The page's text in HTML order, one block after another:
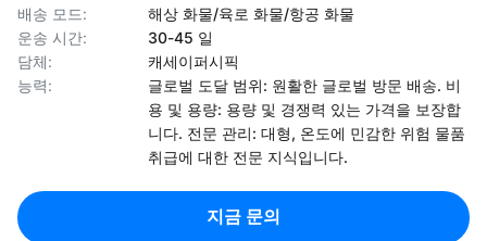
배송 모드:
해상 화물/육로 화물/항공 화물
운송 시간:
30-45 일
담체:
캐세이퍼시픽
능력:
글로벌 도달 범위: 원활한 글로벌 방문 배송. 비
용 및 용량: 용량 및 경쟁력 있는 가격을 보장합
니다. 전문 관리: 대형, 온도에 민감한 위험 물품
취급에 대한 전문 지식입니다.
지금 문의